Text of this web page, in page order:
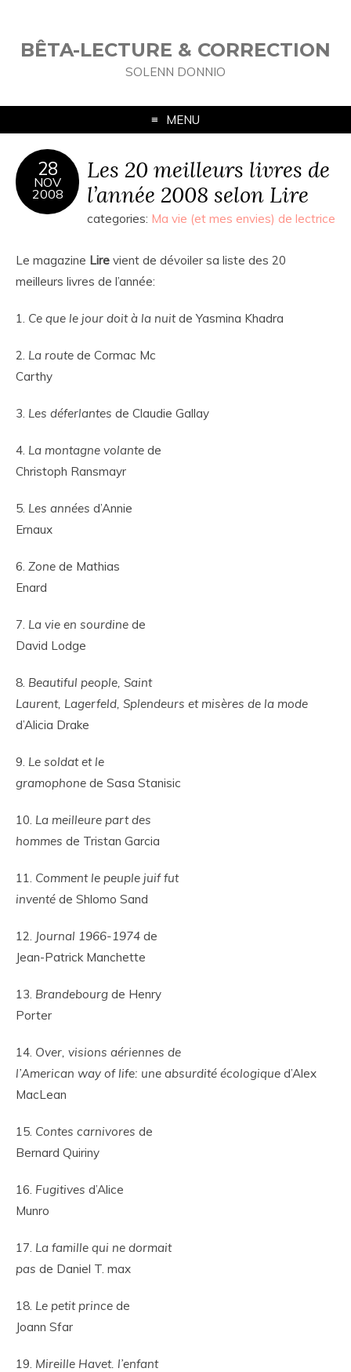
BÊTA-LECTURE & CORRECTION
SOLENN DONNIO
MENU
28
NOV
2008
Les 20 meilleurs livres de
l’année 2008 selon Lire
categories: Ma vie (et mes envies) de lectrice
Le magazine Lire vient de dévoiler sa liste des 20
meilleurs livres de l’année:
1. Ce que le jour doit à la nuitde Yasmina Khadra
2. La route de Cormac Mc
Carthy
3. Les déferlantes de Claudie Gallay
4. La montagne volante de
Christoph Ransmayr
5. Les années d’Annie
Ernaux
6. Zone de Mathias
Enard
7. La vie en sourdine de
David Lodge
8. Beautiful people, Saint
Laurent, Lagerfeld, Splendeurs et misères de la mode
d’Alicia Drake
9. Le soldat et le
gramophone de Sasa Stanisic
10. La meilleure part des
hommes de Tristan Garcia
11. Comment le peuple juif fut
inventé de Shlomo Sand
12. Journal 1966-1974 de
Jean-Patrick Manchette
13. Brandebourg de Henry
Porter
14. Over, visions aériennes de
l’American way of life: une absurdité écologique d’Alex
MacLean
15. Contes carnivores de
Bernard Quiriny
16. Fugitives d’Alice
Munro
17. La famille qui ne dormait
pas de Daniel T. max
18. Le petit prince de
Joann Sfar
19. Mireille Havet. l’enfant